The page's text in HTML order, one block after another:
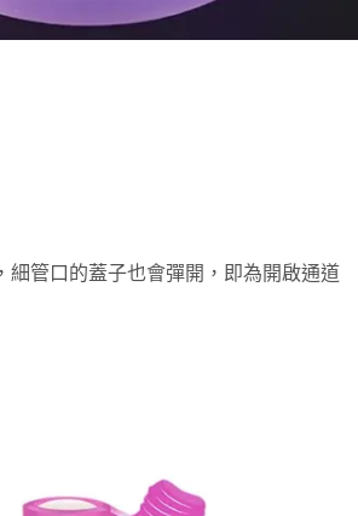
管口的蓋子也會彈開，即為開啟通道